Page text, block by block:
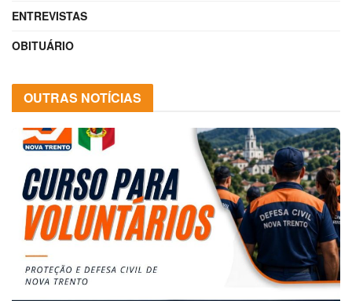
ENTREVISTAS
OBITUÁRIO
OUTRAS NOTÍCIAS